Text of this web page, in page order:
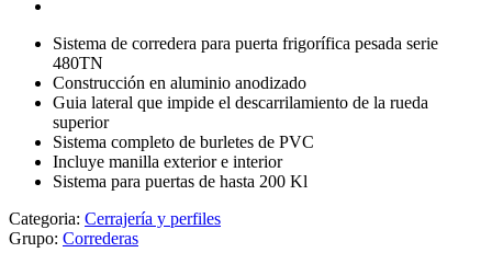
Sistema de corredera para puerta frigorífica pesada serie
480TN
Construcción en aluminio anodizado
Guia lateral que impide el descarrilamiento de la rueda
superior
Sistema completo de burletes de PVC
Incluye manilla exterior e interior
Sistema para puertas de hasta 200 Kl
Categoria: Cerrajería y perfiles
Grupo: Correderas